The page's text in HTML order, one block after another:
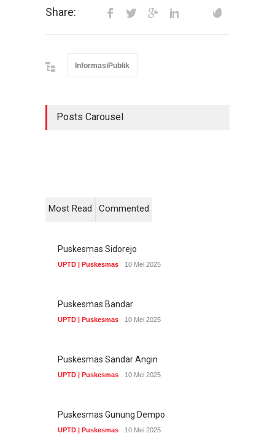
Share:
InformasiPublik
Posts Carousel
Most Read Commented
Puskesmas Sidorejo
UPTD | Puskesmas 10 Mei 2025
Puskesmas Bandar
UPTD | Puskesmas 10 Mei 2025
Puskesmas Sandar Angin
UPTD | Puskesmas 10 Mei 2025
Puskesmas Gunung Dempo
UPTD | Puskesmas 10 Mei 2025